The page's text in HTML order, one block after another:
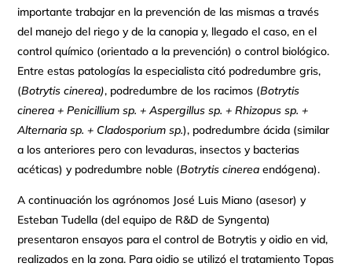
importante trabajar en la prevención de las mismas a través
del manejo del riego y de la canopia y, llegado el caso, en el
control químico (orientado a la prevención) o control biológico.
Entre estas patologías la especialista citó podredumbre gris,
(Botrytis cinerea), podredumbre de los racimos (Botrytis
cinerea + Penicillium sp. + Aspergillus sp. + Rhizopus sp.+
Alternaria sp. + Cladosporium sp.), podredumbre ácida (similar
a los anteriores pero con levaduras, insectos y bacterias
acéticas) y podredumbre noble (Botrytis cinerea endógena).
A continuación los agrónomos José Luis Miano (asesor) y
Esteban Tudella (del equipo de R&D de Syngenta)
presentaron ensayos para el control de Botrytis y oidio en vid,
realizados en la zona. Para oidio se utilizó el tratamiento Topas